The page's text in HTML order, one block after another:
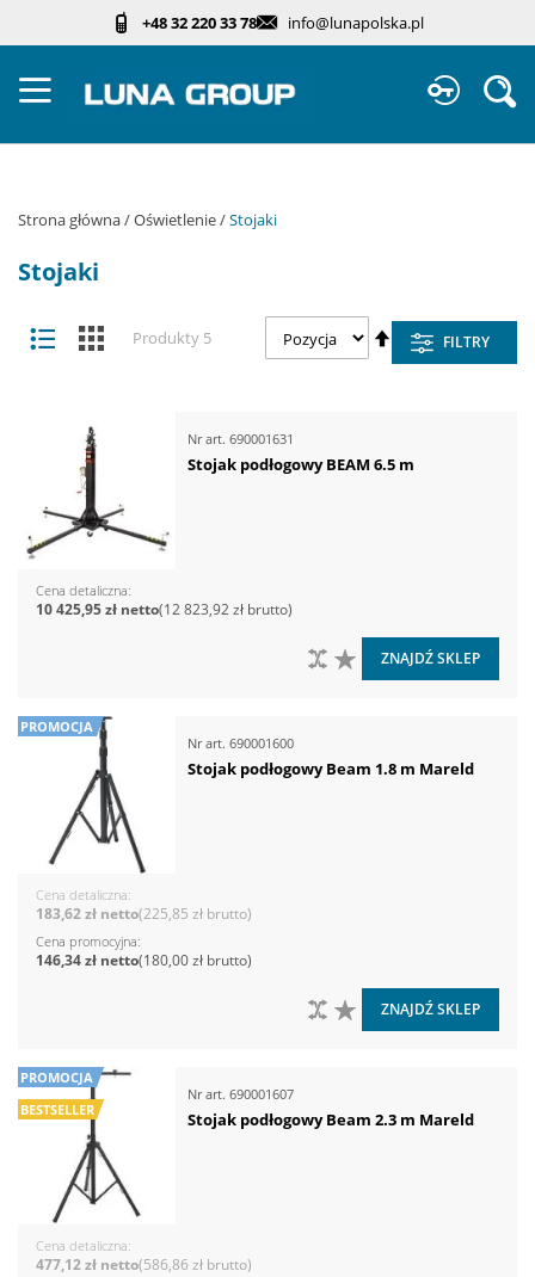
+48 32 220 33 78 info@lunapolska.pl
Strona główna Oświetlenie Stojaki
Stojaki
Zobacz
jako
Lista KafelkiProdukty 5
Ustaw
kierunek
malejący
FILTRY
Nr art. 690001631
Stojak podłogowy BEAM 6.5 m
Cena detaliczna
12 823,92 zł
10 425,95 zł
DO LISTY ŻYCZEŃ
DO PORÓWNANIA
ZNAJDŹ SKLEP
PROMOCJA
Nr art. 690001600
Stojak podłogowy Beam 1.8 m Mareld
Cena detaliczna
225,85 zł
183,62 zł
Cena promocyjna
180,00 zł
146,34 zł
DO LISTY ŻYCZEŃ
DO PORÓWNANIA
ZNAJDŹ SKLEP
PROMOCJA
BESTSELLER
Nr art. 690001607
Stojak podłogowy Beam 2.3 m Mareld
Cena detaliczna
586,86 zł
477,12 zł